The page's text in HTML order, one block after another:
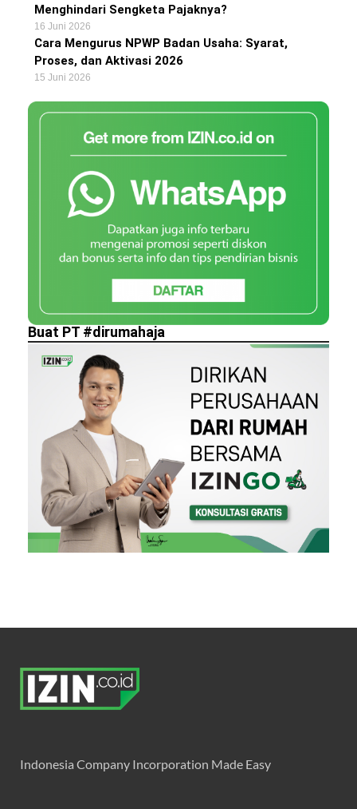
Menghindari Sengketa Pajaknya?
16 Juni 2026
Cara Mengurus NPWP Badan Usaha: Syarat,
Proses, dan Aktivasi 2026
15 Juni 2026
Buat PT #dirumahaja
Indonesia Company Incorporation Made Easy